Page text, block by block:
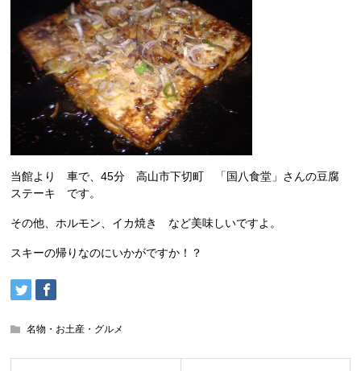
当館より 車で、45分 高山市下切町 「国八食堂」さんの豆腐
ステーキ です。
その他、ホルモン、イカ焼き など美味しいですよ。
スキーの帰りなのにいかがですか！？
名物・お土産・グルメ